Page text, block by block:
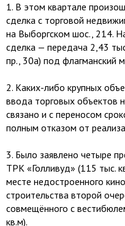
1.​ В этом квартале
сделка с торговой
на Выборгском шос., 214.
сделка — передача 2,43
пр., 30а) под флагманский
2.​ Каких-либо крупных
ввода торговых объектов
связано и с переносом
полным отказом от
3.​ Было заявлено четыре
ТРК «Голливуд» (115 тыс.
месте недостроенного
строительства второй
совмещённого с
кв.м).